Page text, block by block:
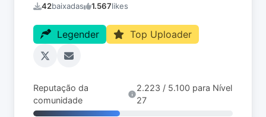
42baixadas 1.567likes
Legender Top Uploader
Reputação da
comunidade
2.223 / 5.100 para Nível
27